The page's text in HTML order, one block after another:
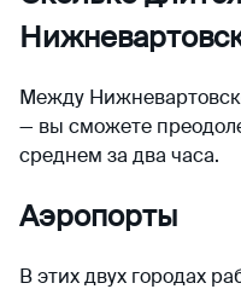
Между
— вы сможете
среднем за два часа.
Аэропорты
В этих двух городах